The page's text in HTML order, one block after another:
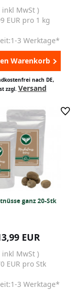
inkl MwSt )
EUR pro 1 kg
3 Werktage*
Warenkorb
nach DE,
zzgl. Versand
ganz 20-Stk
EUR
inkl MwSt )
EUR pro Stk
3 Werktage*